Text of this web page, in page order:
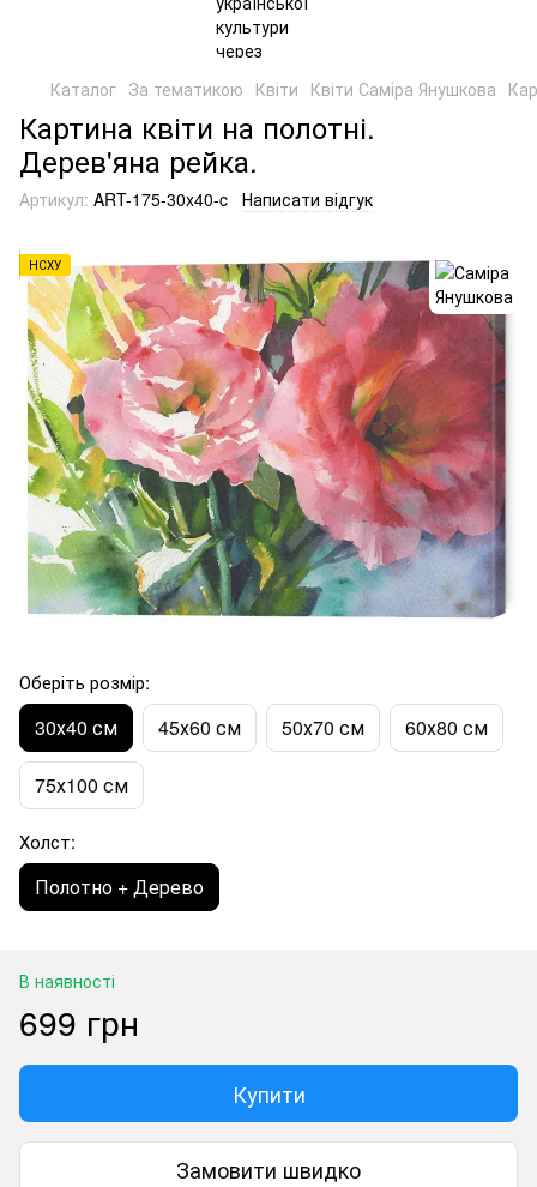
Каталог За тематикою Квіти Квіти Саміра Янушкова
Картина квіти на полотні.
Дерев'яна рейка.
Артикул: ART-175-30x40-c Написати відгук
НСХУ
Оберіть розмір:
30х40 см 45х60 см 50х70 см 60х80 см
75х100 см
Холст:
Полотно + Дерево
В наявності
699 грн
Купити
Замовити швидко